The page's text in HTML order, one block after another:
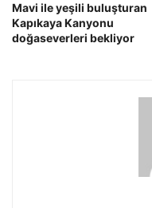
Mavi ile yeşili buluşturan
Kapıkaya Kanyonu
doğaseverleri bekliyor